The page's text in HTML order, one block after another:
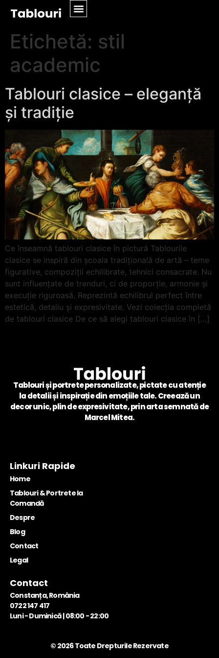
Etichetă: stil
academic
Tablouri clasice – eleganță
și tradiție
Ce înseamnă tablouri clasice în pictură Tablourile
clasice se inspiră din școala tradițională de artă – teme
figurative, compoziții echilibrate, tehnici consacrate. Nu
sunt influențate de trenduri, ci de proporție, armonie și
execuție riguroasă. Reprezintă echilibrul perfect între
estetică, detaliu și expresivitate. Vezi colecția completă
de tablouri clasice De ce să alegi tablouri clasice în […]
Tablouri și portrete personalizate, pictate cu atenție
la detalii și inspirație din emoțiile tale. Creează un
decor unic, plin de expresivitate, prin arta semnată de
Marcel Mitea.
Linkuri Rapide
Home
Tablouri & Portrete la
Comandă
Despre
Blog
Contact
Legal
Contact
Constanța, România
0722 147 417
Luni - Duminică | 08:00 - 22:00
© 2026 Toate Drepturile Rezervate